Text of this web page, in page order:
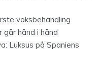
voksbehandling
hånd i hånd
Luksus på Spaniens